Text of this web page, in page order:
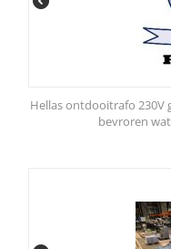
Hellas ontdooitrafo 230V
bevroren